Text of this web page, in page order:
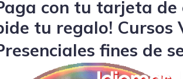
con tu tarjeta de
tu regalo! Cursos
fines de